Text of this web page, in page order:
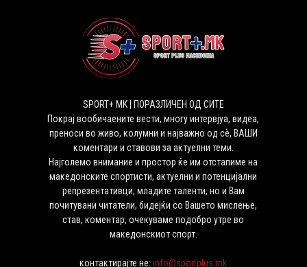
SPORT+ MK | ПОРАЗЛИЧЕН ОД СИТЕ
Покрај вообичаените вести, многу интервјуа, видеа,
преноси во живо, колумни и најважно од сѐ, ВАШИ
коментари и ставови за актуелни теми.
Најголемо внимание и простор ќе им отстапиме на
македонските спортисти, актуелни и потенцијални
репрезентативци, младите таленти, но и Вам
почитувани читатели, бидејќи со Вашето мислење,
став, коментар, очекуваме подобро утре во
македонскиот спорт.
контактирајте не:info@sportplus.mk